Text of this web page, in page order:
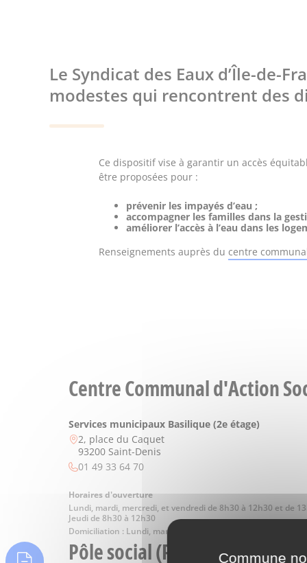
Le Syndicat des Eaux d’Île-de-
modestes qui rencontrent des
Ce dispositif vise à garantir un accès
être proposées pour :
prévenir les impayés d’eau ;
accompagner les familles dans la
améliorer l’accès à l’eau dans les
Renseignements auprès du centre
Centre Communal d'Action
Services municipaux Basilique (2e étage)
2, place du Caquet
93200 Saint-Denis
Téléphone
01 49 33 64 70
Horaires d'ouverture
Lundi, mardi, mercredi, et vendredi de 8h30 à 12h30 et de
Jeudi de 8h30 à 12h30
Domiciliation : Lundi, mardi, mercredi, et vendredi de 9 à
Pôle social (Pierrefitte-sur-
Commune